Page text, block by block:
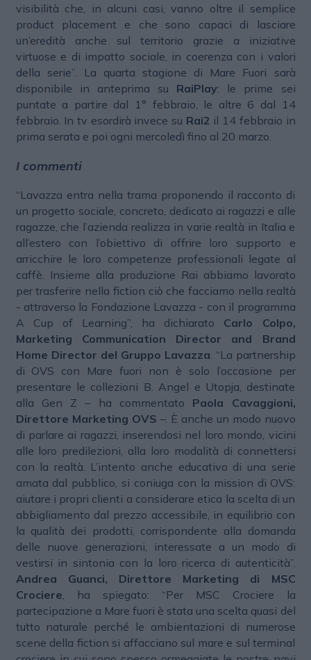
visibilità che, in alcuni casi, vanno oltre il semplice
product placement e che sono capaci di lasciare
un’eredità anche sul territorio grazie a iniziative
virtuose e di impatto sociale, in coerenza con i valori
della serie”. La quarta stagione di Mare Fuori sarà
disponibile in anteprima su RaiPlay: le prime sei
puntate a partire dal 1° febbraio, le altre 6 dal 14
febbraio. In tv esordirà invece su Rai2 il 14 febbraio in
prima serata e poi ogni mercoledì fino al 20 marzo.
I commenti
“Lavazza entra nella trama proponendo il racconto di
un progetto sociale, concreto, dedicato ai ragazzi e alle
ragazze, che l’azienda realizza in varie realtà in Italia e
all’estero con l’obiettivo di offrire loro supporto e
arricchire le loro competenze professionali legate al
caffè. Insieme alla produzione Rai abbiamo lavorato
per trasferire nella fiction ciò che facciamo nella realtà
- attraverso la Fondazione Lavazza - con il programma
A Cup of Learning”, ha dichiarato Carlo Colpo,
Marketing Communication Director and Brand
Home Director del Gruppo Lavazza . “La partnership
di OVS con Mare fuori non è solo l’occasione per
presentare le collezioni B. Angel e Utopja, destinate
alla Gen Z – ha commentato Paola Cavaggioni,
Direttore Marketing OVS –. È anche un modo nuovo
di parlare ai ragazzi, inserendosi nel loro mondo, vicini
alle loro predilezioni, alla loro modalità di connettersi
con la realtà. L’intento anche educativo di una serie
amata dal pubblico, si coniuga con la mission di OVS:
aiutare i propri clienti a considerare etica la scelta di un
abbigliamento dal prezzo accessibile, in equilibrio con
la qualità dei prodotti, corrispondente alla domanda
delle nuove generazioni, interessate a un modo di
vestirsi in sintonia con la loro ricerca di autenticità”.
Andrea Guanci, Direttore Marketing di MSC
Crociere , ha spiegato: “Per MSC Crociere la
partecipazione a Mare fuori è stata una scelta quasi del
tutto naturale perché le ambientazioni di numerose
scene della fiction si affacciano sul mare e sul terminal